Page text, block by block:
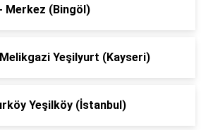
Merkez (Bingöl)
Yeşilyurt (Kayseri)
Yeşilköy (İstanbul)